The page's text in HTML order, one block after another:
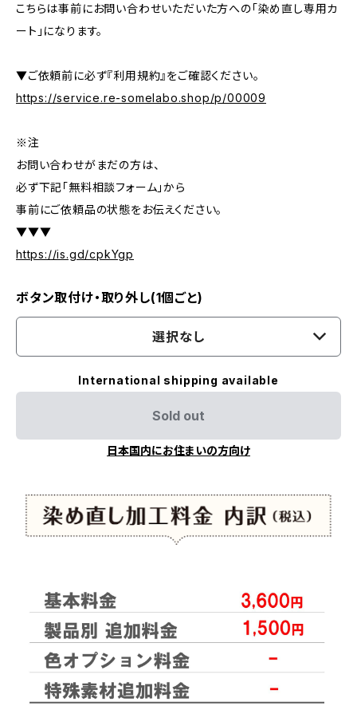
こちらは事前にお問い合わせいただいた方への「染め直し専用カ
ート」になります。
▼ご依頼前に必ず『利用規約』をご確認ください。
https://service.re-somelabo.shop/p/00009
※注
お問い合わせがまだの方は、
必ず下記「無料相談フォーム」から
事前にご依頼品の状態をお伝えください。
▼▼▼
https://is.gd/cpkYgp
ボタン取付け・取り外し(1個ごと)
選択なし
International shipping available
Sold out
日本国内にお住まいの方向け